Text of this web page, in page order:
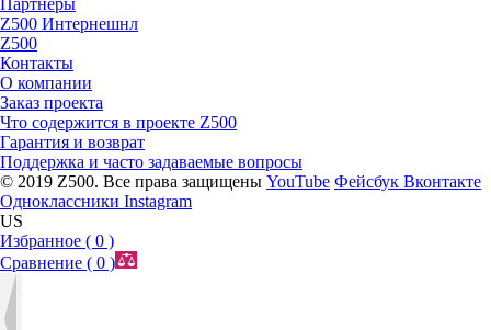
Партнеры
Z500 Интернешнл
Z500
Контакты
О компании
Заказ проекта
Что содержится в проекте Z500
Гарантия и возврат
Поддержка и часто задаваемые вопросы
© 2019 Z500. Все права защищены YouTube Фейсбук Вконтакте
Одноклассники Instagram
US
Избранное ( 0 )
Сравнение ( 0 )